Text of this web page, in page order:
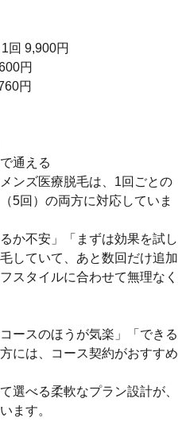
回 9,900円
円
円
通える
ンズ医療脱毛は、1回ごとの
5回）の両方に対応していま
か不安」「まずは効果を試し
していて、あと数回だけ追加
スタイルに合わせて無理なく
ースのほうが気楽」「できる
には、コース契約がおすすめ
選べる柔軟なプラン設計が、
ます。